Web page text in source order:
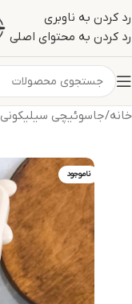
رد کردن به ناوبری
رد کردن به محتوای اصلی
خانه/جاسوئیچی سیلیکونی
ناموجود